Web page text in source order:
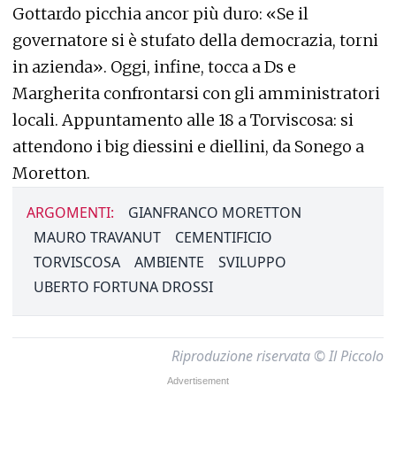
Gottardo picchia ancor più duro: «Se il
governatore si è stufato della democrazia, torni
in azienda». Oggi, infine, tocca a Ds e
Margherita confrontarsi con gli amministratori
locali. Appuntamento alle 18 a Torviscosa: si
attendono i big diessini e diellini, da Sonego a
Moretton.
ARGOMENTI:
GIANFRANCO MORETTON
MAURO TRAVANUT
CEMENTIFICIO
TORVISCOSA
AMBIENTE
SVILUPPO
UBERTO FORTUNA DROSSI
Riproduzione riservata © Il Piccolo